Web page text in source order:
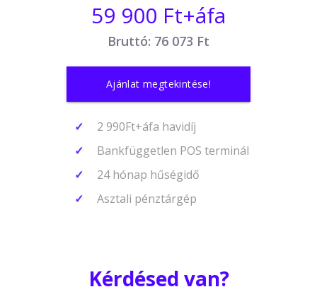
59 900 Ft+áfa
Bruttó: 76 073 Ft
Ajánlat megtekintése!
2 990Ft+áfa havidíj
Bankfüggetlen POS terminál
24 hónap hűségidő
Asztali pénztárgép
Kérdésed van?